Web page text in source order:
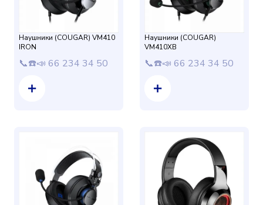
Наушники (COUGAR) VM410
IRON
📞☎️📣 66 234 34 50
Наушники (COUGAR)
VM410XB
📞☎️📣 66 234 34 50